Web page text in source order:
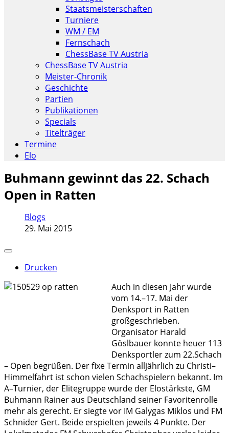
Staatsmeisterschaften
Turniere
WM / EM
Fernschach
ChessBase TV Austria
ChessBase TV Austria
Meister-Chronik
Geschichte
Partien
Publikationen
Specials
Titelträger
Termine
Elo
Buhmann gewinnt das 22. Schach
Open in Ratten
Blogs
29. Mai 2015
Drucken
Auch in diesen Jahr wurde
vom 14.–17. Mai der
Denksport in Ratten
großgeschrieben.
Organisator Harald
Göslbauer konnte heuer 113
Denksportler zum 22.Schach
– Open begrüßen. Der fixe Termin alljährlich zu Christi–
Himmelfahrt ist schon vielen Schachspielern bekannt. Im
A–Turnier, der Elitegruppe wurde der Elostärkste, GM
Buhmann Rainer aus Deutschland seiner Favoritenrolle
mehr als gerecht. Er siegte vor IM Galygas Miklos und FM
Schnider Gert. Beide erspielten jeweils 4 Punkte. Der